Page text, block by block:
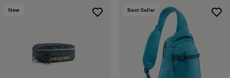
New Best Seller